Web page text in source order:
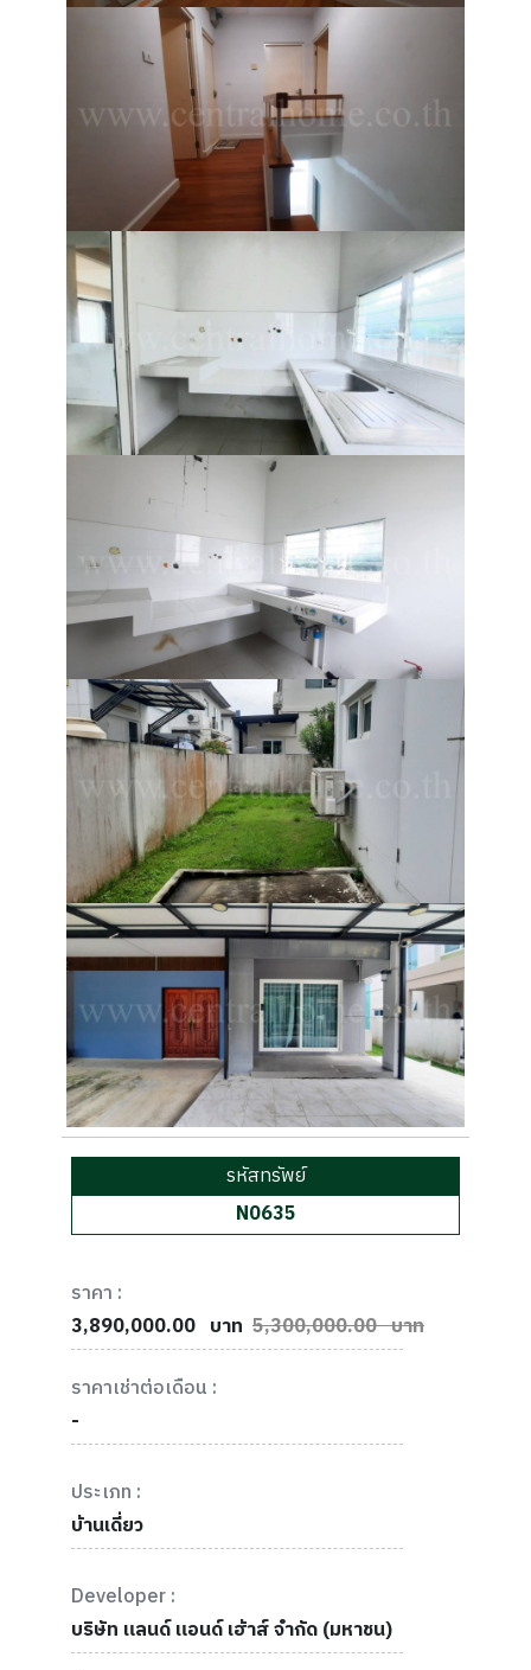
รหัสทรัพย์
N0635
ราคา :
3,890,000.00 บาท 5,300,000.00 บาท
ราคาเช่าต่อเดือน :
-
ประเภท :
บ้านเดี่ยว
Developer :
บริษัท แลนด์ แอนด์ เฮ้าส์ จำกัด (มหาชน)